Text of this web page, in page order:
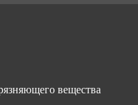
вещества